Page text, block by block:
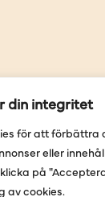
din integritet
för att förbättra
eller
på
av cookies.